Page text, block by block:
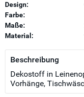
Design:
Farbe:
Maße:
Material:
Beschreibung
Dekostoff in
Vorhänge,